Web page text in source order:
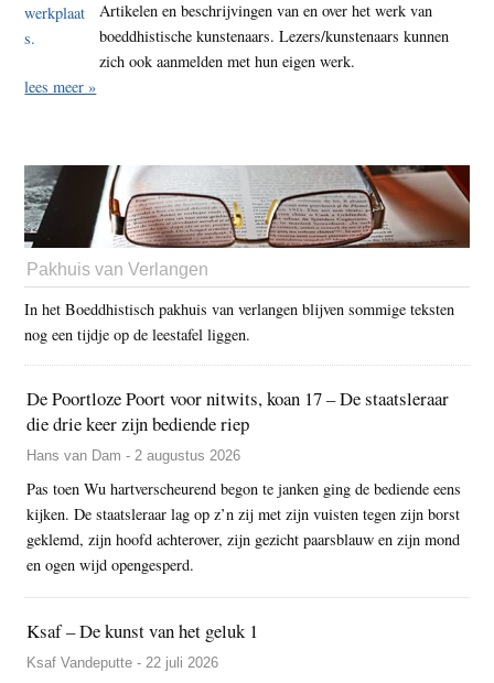
Artikelen en beschrijvingen van en over het werk van
boeddhistische kunstenaars. Lezers/kunstenaars kunnen
zich ook aanmelden met hun eigen werk.
lees meer »
Pakhuis van Verlangen
In het Boeddhistisch pakhuis van verlangen blijven sommige teksten
nog een tijdje op de leestafel liggen.
De Poortloze Poort voor nitwits, koan 17 – De staatsleraar
die drie keer zijn bediende riep
Hans van Dam - 2 augustus 2026
Pas toen Wu hartverscheurend begon te janken ging de bediende eens
kijken. De staatsleraar lag op z’n zij met zijn vuisten tegen zijn borst
geklemd, zijn hoofd achterover, zijn gezicht paarsblauw en zijn mond
en ogen wijd opengesperd.
Ksaf – De kunst van het geluk 1
Ksaf Vandeputte - 22 juli 2026